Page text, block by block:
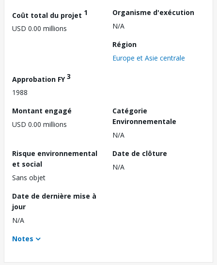
Coût total du projet 1
USD 0.00 millions
Organisme d'exécution
N/A
Région
Europe et Asie centrale
Approbation FY3
1988
Montant engagé
USD 0.00 millions
Catégorie
Environnementale
N/A
Risque environnemental
et social
Sans objet
Date de clôture
N/A
Date de dernière mise à
jour
N/A
Notes